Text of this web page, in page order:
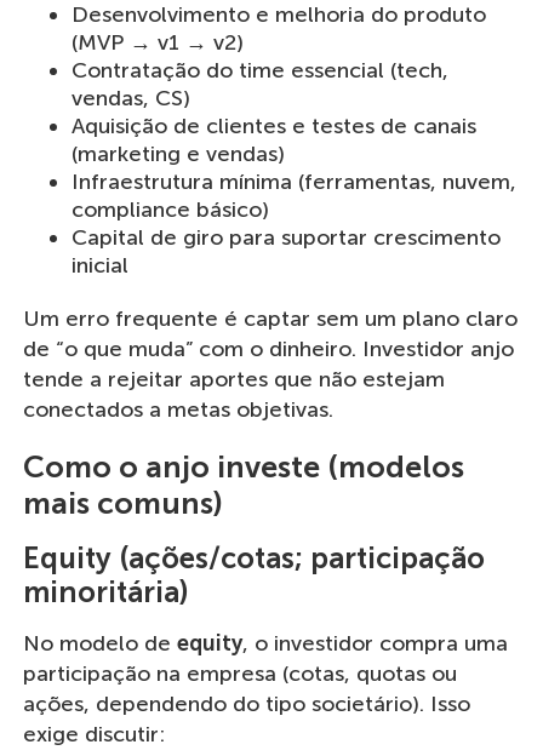
Desenvolvimento e melhoria do produto
(MVP → v1 → v2)
Contratação do time essencial (tech,
vendas, CS)
Aquisição de clientes e testes de canais
(marketing e vendas)
Infraestrutura mínima (ferramentas, nuvem,
compliance básico)
Capital de giro para suportar crescimento
inicial
Um erro frequente é captar sem um plano claro
de “o que muda” com o dinheiro. Investidor anjo
tende a rejeitar aportes que não estejam
conectados a metas objetivas.
Como o anjo investe (modelos
mais comuns)
Equity (ações/cotas; participação
minoritária)
No modelo de equity, o investidor compra uma
participação na empresa (cotas, quotas ou
ações, dependendo do tipo societário). Isso
exige discutir: